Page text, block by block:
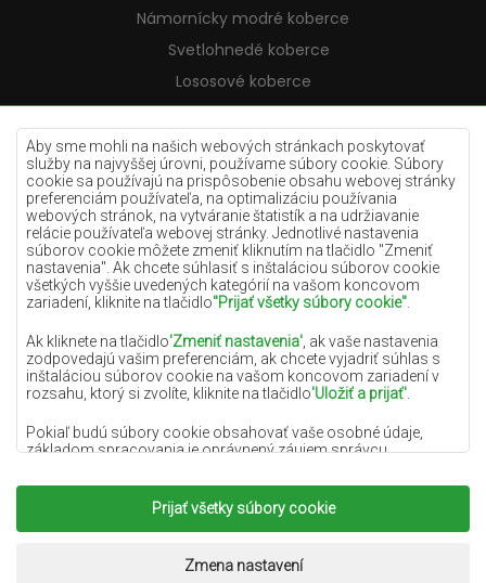
Aby sme mohli na našich webových stránkach poskytovať
služby na najvyššej úrovni, používame súbory cookie. Súbory
cookie sa používajú na prispôsobenie obsahu webovej stránky
preferenciám používateľa, na optimalizáciu používania
webových stránok, na vytváranie štatistík a na udržiavanie
relácie používateľa webovej stránky. Jednotlivé nastavenia
súborov cookie môžete zmeniť kliknutím na tlačidlo "Zmeniť
nastavenia". Ak chcete súhlasiť s inštaláciou súborov cookie
všetkých vyššie uvedených kategórií na vašom koncovom
zariadení, kliknite na tlačidlo"Prijať všetky súbory cookie"
Ak kliknete na tlačidlo'Zmeniť nastavenia' , ak vaše nastavenia
zodpovedajú vašim preferenciám, ak chcete vyjadriť súhlas s
inštaláciou súborov cookie na vašom koncovom zariadení v
rozsahu, ktorý si zvolíte, kliknite na tlačidlo'Uložiť a prijať'
Pokiaľ budú súbory cookie obsahovať vaše osobné údaje,
základom spracovania je oprávnený záujem správcu
podobe poskytovania vysokokvalitných služieb na našej
webovej stránke a marketingových aktivít správcu osobných
údajov a jeho dôveryhodných partnerov.
Viac informácií o súboroch cookie a spracovaní osobných
Prijať všetky súbory cookie
Zmena nastavení
Námornícky modré koberce
Svetlohnedé koberce
Lososové koberce
Krémové koberce
Lilac koberce
Žlté koberce
Mätové koberce
Modré koberce
Oranžové koberce
Ružové koberce
Šedé koberce
Terakotové koberce
Zelené koberce
Zlaté koberce
Copyright 2022Koberce Chemex.Všetky práva
Realizácia:www.dimax.pl